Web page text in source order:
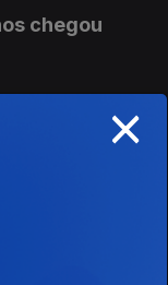
chegou
de propaganda.
×